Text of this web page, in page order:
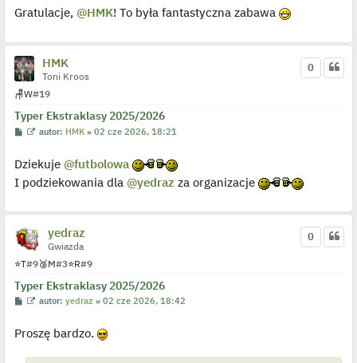
o
d
z
y
o
s
Gratulacje, @HMK! To była fantastyczna zabawa
HMK
Toni Kroos
🪑W#19
Typer Ekstraklasy 2025/2026
0
P
t
W
w
i
e
p
j
e
y
c
y
s
autor: HMK »02 cze 2026, 18:21
Dziekuje @futbolowa
I podziekowania dla @yedraz za organizacje
yedraz
Gwiazda
⭐T#9🥉M#3⭐R#9
Typer Ekstraklasy 2025/2026
0
P
t
W
w
i
autor:yedraz »02 cze 2026, 18:42
Proszę bardzo.